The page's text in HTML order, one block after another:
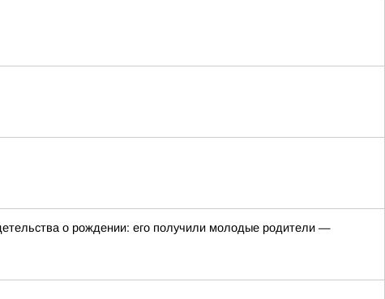
о рождении: его получили молодые родители —